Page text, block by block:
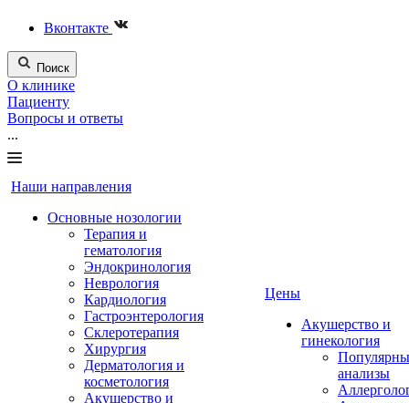
Вконтакте
Поиск
О клинике
Пациенту
Вопросы и ответы
...
Наши направления
Основные нозологии
Терапия и
гематология
Эндокринология
Неврология
Кардиология
Гастроэнтерология
Склеротерапия
Хирургия
Дерматология и
косметология
Акушерство и
Цены
Акушерство и
гинекология
анализы